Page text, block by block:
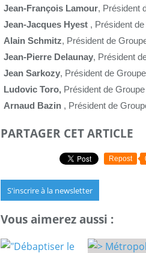
Jean-François Lamour, Président
Jean-Jacques Hyest , Président
AlainSchmitz, Président de
Jean-Pierre Delaunay, Président
Jean Sarkozy, Président de
LudovicToro, Président de
Arnaud Bazin , Président de
PARTAGER CET ARTICLE
Repost
S'inscrire à la newsletter
Vous aimerez aussi :